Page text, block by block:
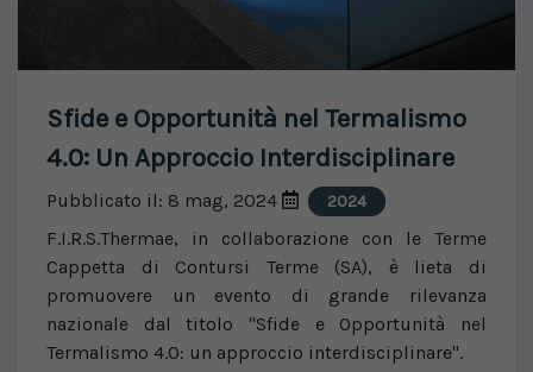
Sfide e Opportunità nel Termalismo
4.0: Un Approccio Interdisciplinare
Pubblicato il: 8 mag, 2024 2024
F.I.R.S.Thermae, in collaborazione con le Terme
Cappetta di Contursi Terme (SA), è lieta di
promuovere un evento di grande rilevanza
nazionale dal titolo "Sfide e Opportunità nel
Termalismo 4.0: un approccio interdisciplinare".